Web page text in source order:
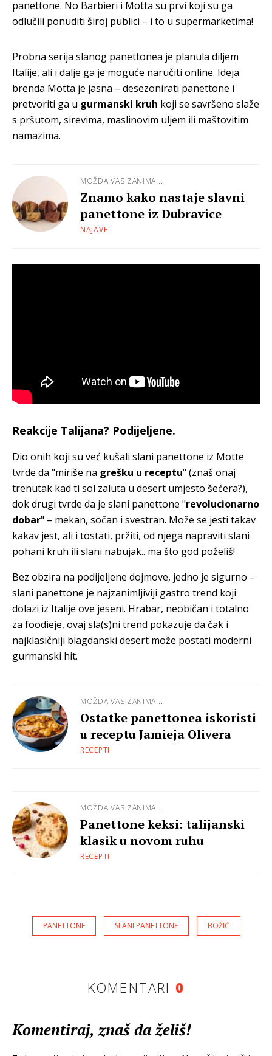
panettone. No Barbieri i Motta su prvi koji su ga
odlučili ponuditi široj publici – i to u supermarketima!
Probna serija slanog panettonea je planula diljem
Italije, ali i dalje ga je moguće naručiti online. Ideja
brenda Motta je jasna – desezonirati panettone i
pretvoriti ga u gurmanski kruh koji se savršeno slaže
s pršutom, sirevima, maslinovim uljem ili maštovitim
namazima.
MOŽDA VAS ZANIMA...
Znamo kako nastaje slavni
panettone iz Dubravice
NAJAVE
Reakcije Talijana? Podijeljene.
Dio onih koji su već kušali slani panettone iz Motte
tvrde da "miriše na grešku u receptu" (znaš onaj
trenutak kad ti sol zaluta u desert umjesto šećera?),
dok drugi tvrde da je slani panettone "revolucionarno
dobar" – mekan, sočan i svestran. Može se jesti takav
kakav jest, ali i tostati, pržiti, od njega napraviti slani
pohani kruh ili slani nabujak.. ma što god poželiš!
Bez obzira na podijeljene dojmove, jedno je sigurno –
slani panettone je najzanimljiviji gastro trend koji
dolazi iz Italije ove jeseni. Hrabar, neobičan i totalno
za foodieje, ovaj sla(s)ni trend pokazuje da čak i
najklasičniji blagdanski desert može postati moderni
gurmanski hit.
MOŽDA VAS ZANIMA...
Ostatke panettonea iskoristi
u receptu Jamieja Olivera
RECEPTI
MOŽDA VAS ZANIMA...
Panettone keksi: talijanski
klasik u novom ruhu
RECEPTI
PANETTONE SLANI PANETTONE BOŽIĆ
KOMENTARI 0
Komentiraj, znaš da želiš!